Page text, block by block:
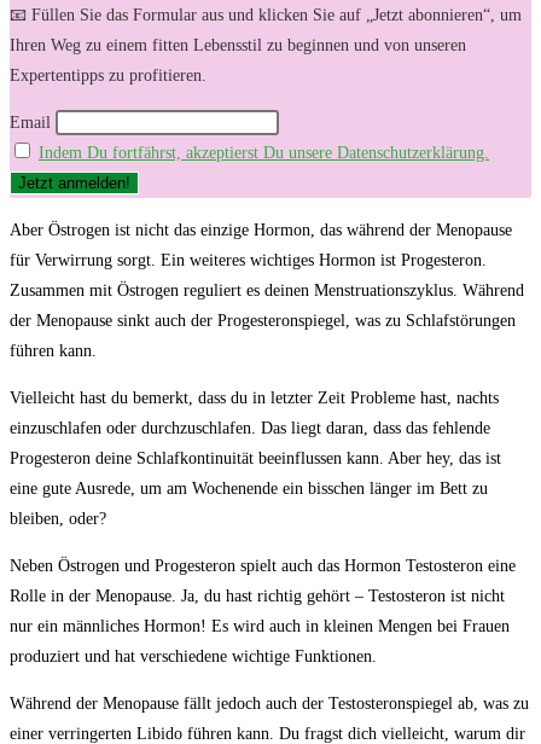
📧 Füllen Sie das Formular aus und klicken Sie auf „Jetzt abonnieren“, um
Ihren Weg zu einem fitten Lebensstil zu beginnen und von unseren
Expertentipps zu profitieren.
Email
Indem Du fortfährst, akzeptierst Du unsere Datenschutzerklärung.
Aber Östrogen ist ​nicht das ⁤einzige Hormon, das während der Menopause
für Verwirrung sorgt. Ein‌ weiteres wichtiges ​Hormon ist Progesteron.
Zusammen mit Östrogen reguliert es deinen Menstruationszyklus. Während
der‍ Menopause sinkt auch der Progesteronspiegel, was zu Schlafstörungen
führen kann.
Vielleicht hast ‌du bemerkt, dass du in letzter Zeit Probleme⁤ hast, nachts
einzuschlafen oder durchzuschlafen.‍ Das liegt daran, dass das fehlende⁤
Progesteron deine ‌Schlafkontinuität ​beeinflussen kann. Aber hey, das⁣ ist
eine gute Ausrede, um am Wochenende ein‍ bisschen ⁣länger im Bett zu
bleiben, oder?
Neben Östrogen und Progesteron spielt auch‌ das Hormon Testosteron eine
Rolle in der Menopause. Ja,​ du hast richtig gehört – ​Testosteron ist nicht‌
nur ein männliches ​Hormon! Es⁤ wird auch ⁤in kleinen Mengen bei Frauen
produziert und hat verschiedene wichtige Funktionen.
Während‍ der‌ Menopause fällt jedoch auch der Testosteronspiegel‍ ab, was zu
einer verringerten Libido ​führen kann. Du fragst‍ dich vielleicht, ‌warum dir